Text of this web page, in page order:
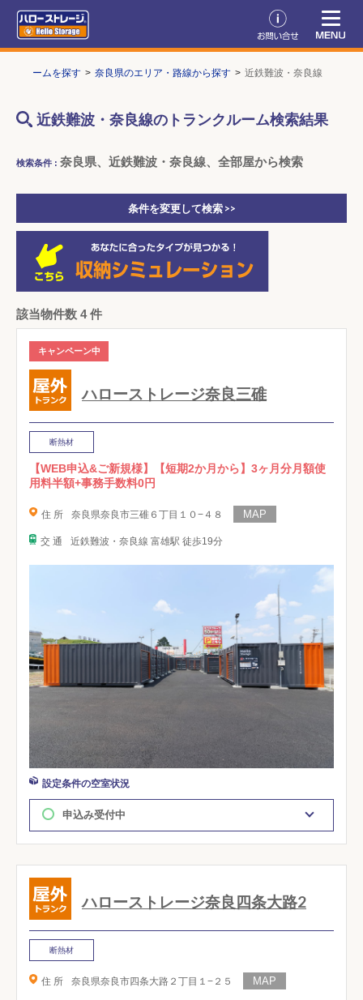
ンクルームを探す 奈良県のエリア・路線から探す 近鉄難波・奈良線
近鉄難波・奈良線のトランクルーム検索結果
検索条件 : 奈良県、近鉄難波・奈良線、全部屋から検索
条件を変更して検索 >>
該当物件数 4 件
キャンペーン中
ハローストレージ奈良三碓
断熱材
【WEB申込&ご新規様】【短期2か月から】3ヶ月分月額使
用料半額+事務手数料0円
住 所 奈良県奈良市三碓６丁目１０−４８
交 通 近鉄難波・奈良線 富雄駅 徒歩19分
設定条件の空室状況
申込み受付中
ハローストレージ奈良四条大路2
断熱材
住 所 奈良県奈良市四条大路２丁目１−２５